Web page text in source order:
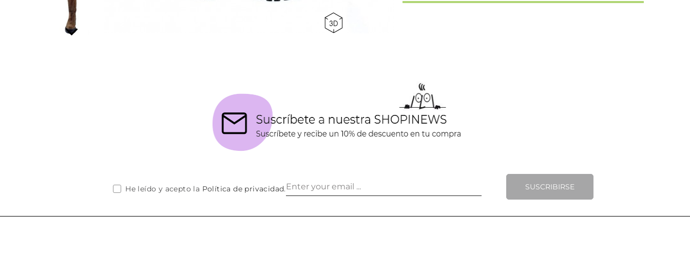
SUSCRIBIRSE
He leído y acepto la Política de privacidad.